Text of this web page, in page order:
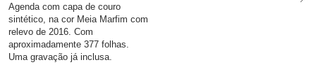
Agenda com capa de couro
sintético, na cor Meia Marfim com
relevo de 2016. Com
aproximadamente 377 folhas.
Uma gravação já inclusa.